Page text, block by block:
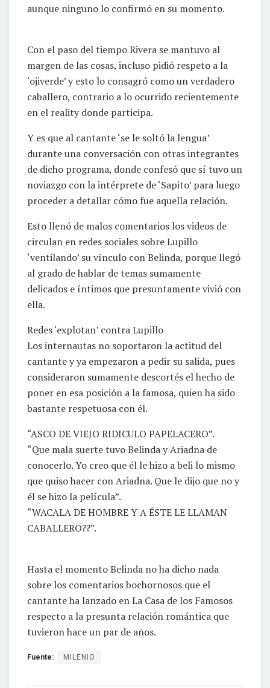
aunque ninguno lo confirmó en su momento.
Con el paso del tiempo Rivera se mantuvo al
margen de las cosas, incluso pidió respeto a la
‘ojiverde’ y esto lo consagró como un verdadero
caballero, contrario a lo ocurrido recientemente
en el reality donde participa.
Y es que al cantante ‘se le soltó la lengua’
durante una conversación con otras integrantes
de dicho programa, donde confesó que sí tuvo un
noviazgo con la intérprete de ‘Sapito’ para luego
proceder a detallar cómo fue aquella relación.
Esto llenó de malos comentarios los videos de
circulan en redes sociales sobre Lupillo
‘ventilando’ su vínculo con Belinda, porque llegó
al grado de hablar de temas sumamente
delicados e íntimos que presuntamente vivió con
ella.
Redes ‘explotan’ contra Lupillo
Los internautas no soportaron la actitud del
cantante y ya empezaron a pedir su salida, pues
consideraron sumamente descortés el hecho de
poner en esa posición a la famosa, quien ha sido
bastante respetuosa con él.​
“ASCO DE VIEJO RIDICULO PAPELACERO”.
“Que mala suerte tuvo Belinda y Ariadna de
conocerlo. Yo creo que él le hizo a beli lo mismo
que quiso hacer con Ariadna. Que le dijo que no y
él se hizo la película”.
“WACALA DE HOMBRE Y A ÉSTE LE LLAMAN
CABALLERO??”.
Hasta el momento Belinda no ha dicho nada
sobre los comentarios bochornosos que el
cantante ha lanzado en La Casa de los Famosos
respecto a la presunta relación romántica que
tuvieron hace un par de años.
Fuente: MILENIO